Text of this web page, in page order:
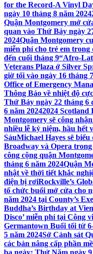
for the Record-A Vinyl
ngày 10 tháng 8 năm 2024
Quận Montgomery mở
quan vào Thứ Bảy ngày
2024Quận Montgomery
miễn phí cho trẻ em
đến cuối tháng 9“Afro-
Veterans Plaza ở Silver
giờ tối vào ngày 16 tháng
Office of Emergency
Thông Báo về nhiệt độ
Thứ Bảy ngày 22 tháng 6
6 năm 20242024 Scotland
Montgomery sẽ công
nhiều lễ kỷ niệm, hầu hết
SáuMichael Hayes sẽ
Broadway và Opera
công cộng quận
tháng 6 năm 2024Quận
nhật về thời tiết khắc
điện bị rơiRockville’s
tổ chức buổi mở cửa cho
năm 2024 tại County’s
Buddha’s Birthday at
Disco’ miễn phí tại Công
Germantown Buổi tối từ
5 năm 2024Sở Cảnh sát
các bản nâng cấp phần
ba ngày: Thứ Năm ngày